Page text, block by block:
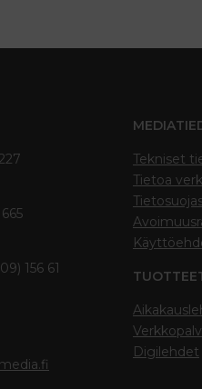
156 61
Tekniset
Tietoa
Digilehdet